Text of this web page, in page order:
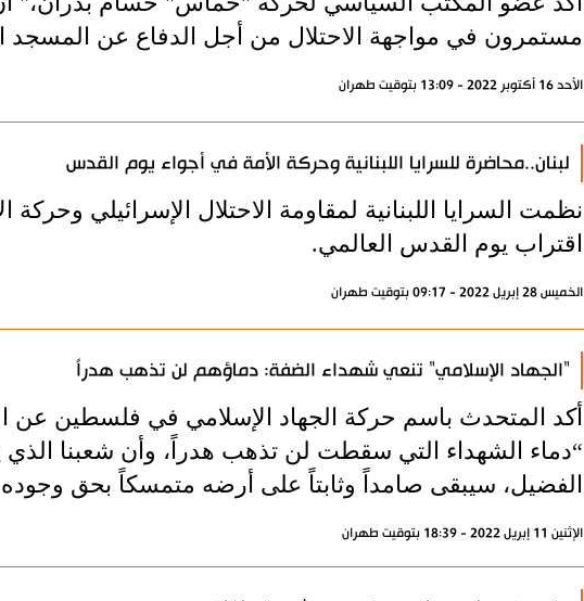
مستمرون في مواجهة الاحتلال من أجل الدفاع عن المسجد
الأحد 16 أكتوبر 2022 - 13:09 بتوقيت طهران
لبنان..محاضرة للسرايا اللبنانية وحركة الأمة في أجواء يوم القدس
نظمت السرايا اللبنانية لمقاومة الاحتلال الإسرائيلي
اقتراب يوم القدس العالمي.
الخميس 28 إبريل 2022 - 09:17 بتوقيت طهران
"الجهاد الإسلامي" تنعي شهداء الضفة: دماؤهم لن تذهب هدراً
أكد المتحدث باسم حركة الجهاد الإسلامي في فلسطين عن
“دماء الشهداء التي سقطت لن تذهب هدراً، وأن شعبنا الذي
الفضيل، سيبقى صامداً وثابتاً على أرضه متمسكاً بحق
الإثنين 11 إبريل 2022 - 18:39 بتوقيت طهران